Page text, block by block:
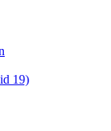
19)